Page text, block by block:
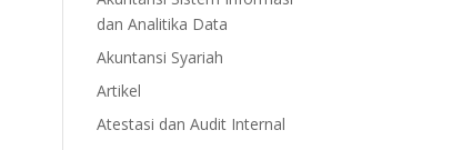
dan Analitika Data
Akuntansi Syariah
Artikel
Atestasi dan Audit Internal